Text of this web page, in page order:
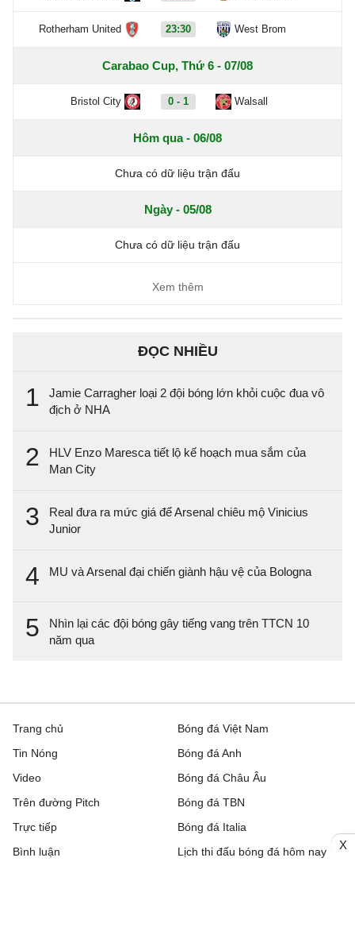
Rotherham United 23:30 West Brom
Carabao Cup, Thứ 6 - 07/08
Bristol City 0 - 1 Walsall
Hôm qua - 06/08
Chưa có dữ liệu trận đấu
Ngày - 05/08
Chưa có dữ liệu trận đấu
Xem thêm
ĐỌC NHIỀU
1
Jamie Carragher loại 2 đội bóng lớn khỏi cuộc đua vô
địch ở NHA
2
HLV Enzo Maresca tiết lộ kế hoạch mua sắm của
Man City
3
Real đưa ra mức giá để Arsenal chiêu mộ Vinicius
Junior
4 MU và Arsenal đại chiến giành hậu vệ của Bologna
5
Nhìn lại các đội bóng gây tiếng vang trên TTCN 10
năm qua
Trang chủ
Tin Nóng
Video
Trên đường Pitch
Trực tiếp
Bóng đá Việt Nam
Bóng đá Anh
Bóng đá Châu Âu
Bóng đá TBN
Bóng đá Italia
Bình luận
Lịch thi đấu bóng đá hôm nay
X